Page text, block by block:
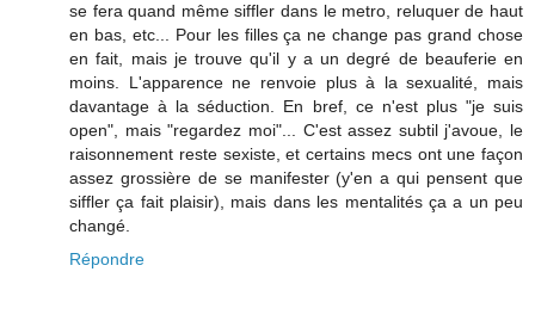
se fera quand même siffler dans le metro, reluquer de haut
en bas, etc... Pour les filles ça ne change pas grand chose
en fait, mais je trouve qu'il y a un degré de beauferie en
moins. L'apparence ne renvoie plus à la sexualité, mais
davantage à la séduction. En bref, ce n'est plus "je suis
open", mais "regardez moi"... C'est assez subtil j'avoue, le
raisonnement reste sexiste, et certains mecs ont une façon
assez grossière de se manifester (y'en a qui pensent que
siffler ça fait plaisir), mais dans les mentalités ça a un peu
changé.
Répondre